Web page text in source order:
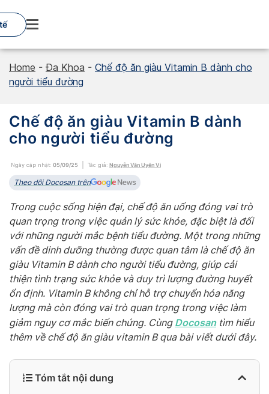
to
content
Home - Đa Khoa - Chế độ ăn giàu Vitamin B dành cho
người tiểu đường
Chế độ ăn giàu Vitamin B dành
cho người tiểu đường
Ngày cập nhật: 05/09/25 Tác giả: Nguyễn Văn Uyên Vi
Theo dõi Docosan trên
Trong cuộc sống hiện đại, chế độ ăn uống đóng vai trò
quan trọng trong việc quản lý sức khỏe, đặc biệt là đối
với những người mắc bệnh tiểu đường. Một trong những
vấn đề dinh dưỡng thường được quan tâm là chế độ ăn
giàu Vitamin B dành cho người tiểu đường, giúp cải
thiện tình trạng sức khỏe và duy trì lượng đường huyết
ổn định. Vitamin B không chỉ hỗ trợ chuyển hóa năng
lượng mà còn đóng vai trò quan trọng trong việc làm
giảm nguy cơ mắc biến chứng. Cùng Docosantìm hiểu
thêm về chế độ ăn giàu vitamin B qua bài viết dưới đây.
Tóm tắt nội dung